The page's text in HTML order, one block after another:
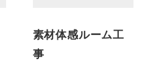
素材体感ルーム工
事